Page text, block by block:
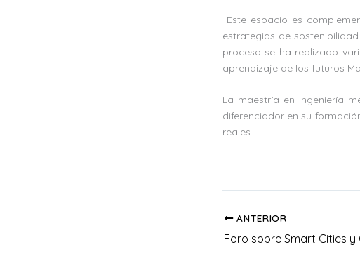
Este espacio es
estrategias de
proceso se ha realizado
aprendizaje de los futuros
La maestría en Ingeniería
diferenciador en su
reales.
ANTERIOR